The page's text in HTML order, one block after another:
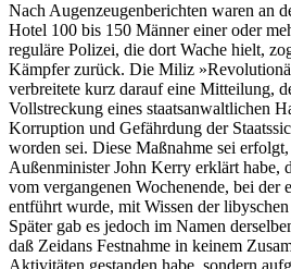
Nach Augenzeugenberichten waren an
Hotel 100 bis 150 Männer einer oder
reguläre Polizei, die dort Wache hielt,
Kämpfer zurück. Die Miliz
verbreitete kurz darauf eine Mitteilung,
Vollstreckung eines staatsanwaltlichen
Korruption und Gefährdung der
worden sei. Diese Maßnahme sei
Außenminister John Kerry erklärt habe,
vom vergangenen Wochenende, bei der
entführt wurde, mit Wissen der
Später gab es jedoch im Namen
daß Zeidans Festnahme in keinem